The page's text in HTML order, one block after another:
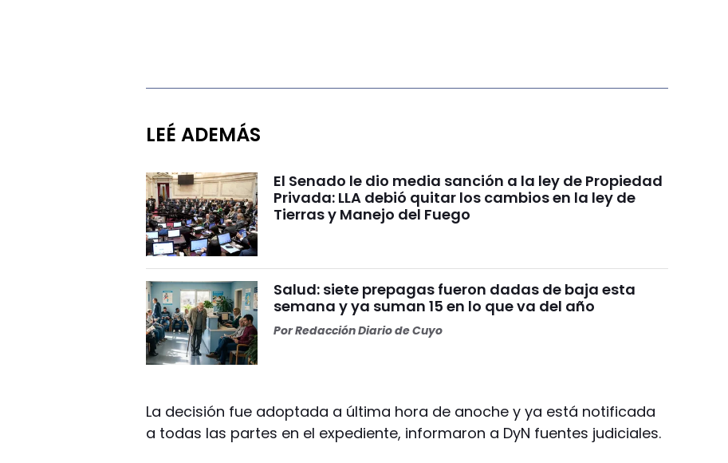
LEÉ ADEMÁS
El Senado le dio media sanción a la ley de Propiedad
Privada: LLA debió quitar los cambios en la ley de
Tierras y Manejo del Fuego
Salud: siete prepagas fueron dadas de baja esta
semana y ya suman 15 en lo que va del año
PorRedacción Diario de Cuyo
La decisión fue adoptada a última hora de anoche y ya está notificada
a todas las partes en el expediente, informaron a DyN fuentes judiciales.